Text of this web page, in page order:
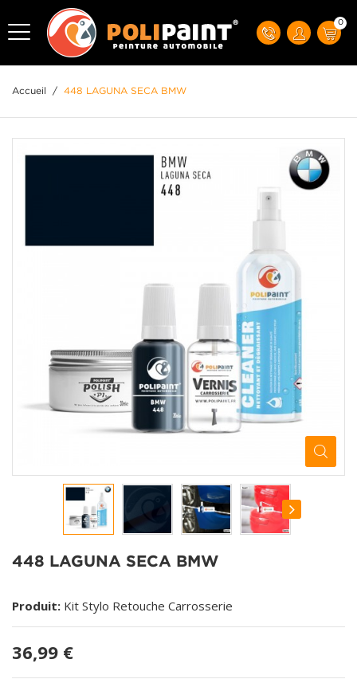
0
Accueil / 448 LAGUNA SECA BMW
448 LAGUNA SECA BMW
Produit: Kit Stylo Retouche Carrosserie
36,99 €